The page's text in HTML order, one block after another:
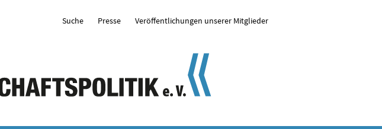
Suche Presse Veröffentlichungen unserer Mitglieder